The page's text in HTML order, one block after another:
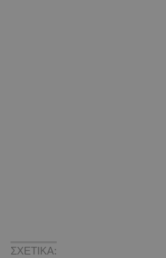
ΣΧΕΤΙΚΑ: